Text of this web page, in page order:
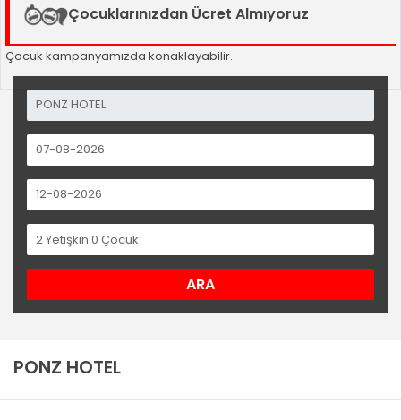
Çocuklarınızdan Ücret Almıyoruz
Çocuk kampanyamızda konaklayabilir.
2Yetişkin 0 Çocuk
ARA
PONZ HOTEL